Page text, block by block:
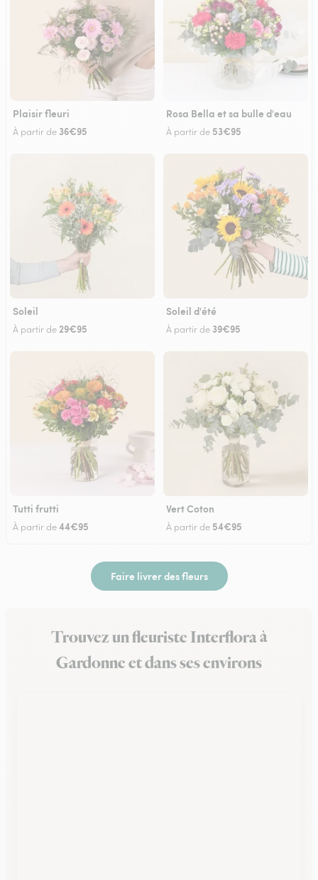
Plaisir fleuri
À partir de 36€95
Rosa Bella et sa bulle d'eau
À partir de 53€95
Soleil
À partir de29€95
Soleil d'été
À partir de 39€95
Tutti frutti
À partir de44€95
Vert Coton
À partir de 54€95
Faire livrer des fleurs
Trouvez un fleuriste Interflora à
Gardonne et dans ses environs